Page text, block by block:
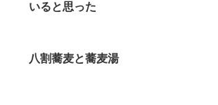
いると思った
八割蕎麦と蕎麦湯